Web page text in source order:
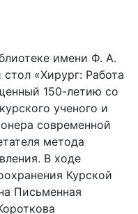
имени Ф. А.
«Хирург: Работа
150-летию со
ученого и
современной
метода
В ходе
Курской
Письменная